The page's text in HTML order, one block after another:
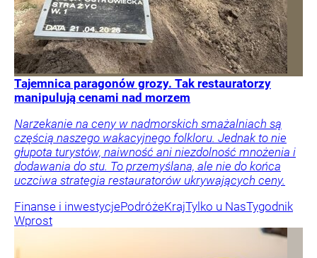
Tajemnica paragonów grozy. Tak restauratorzy
manipulują cenami nad morzem
Narzekanie na ceny w nadmorskich smażalniach są
częścią naszego wakacyjnego folkloru. Jednak to nie
głupota turystów, naiwność ani niezdolność mnożenia i
dodawania do stu. To przemyślana, ale nie do końca
uczciwa strategia restauratorów ukrywających ceny.
Finanse i inwestycjePodróżeKrajTylko u NasTygodnik
Wprost